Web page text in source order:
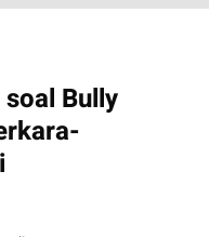
Bully